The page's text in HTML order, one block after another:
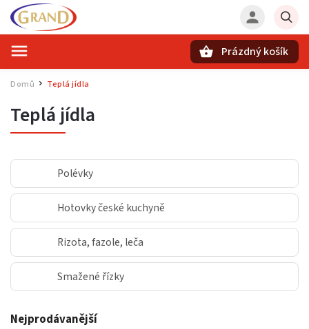
Prázdný košík
Domů / Teplá jídla
Teplá jídla
Polévky
Hotovky české kuchyně
Rizota, fazole, leča
Smažené řízky
Nejprodávanější